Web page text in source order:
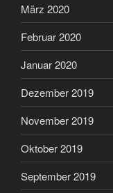
März 2020
Februar 2020
Januar 2020
Dezember 2019
November 2019
Oktober 2019
September 2019